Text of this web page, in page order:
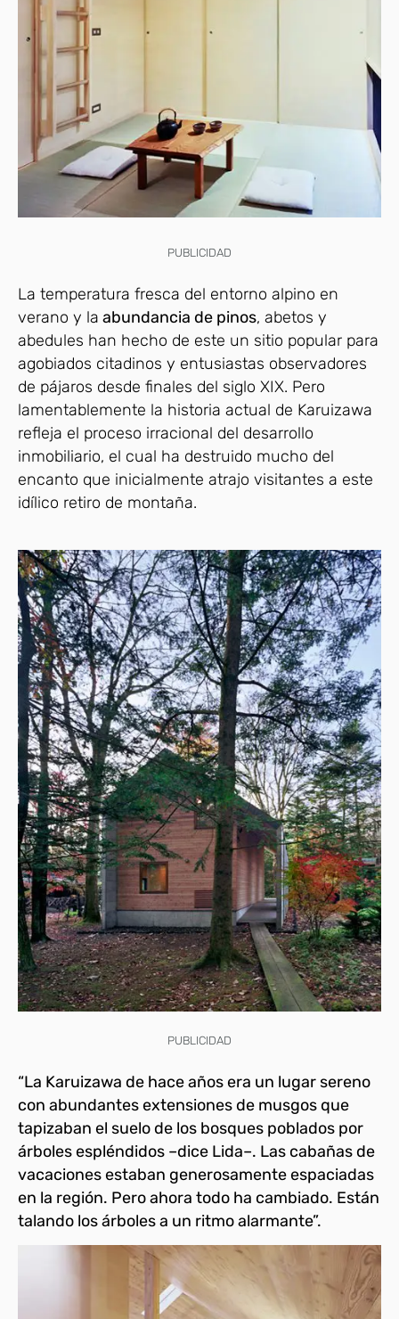
PUBLICIDAD
La temperatura fresca del entorno alpino en
verano y la abundancia de pinos, abetos y
abedules han hecho de este un sitio popular para
agobiados citadinos y entusiastas observadores
de pájaros desde finales del siglo XIX. Pero
lamentablemente la historia actual de Karuizawa
refleja el proceso irracional del desarrollo
inmobiliario, el cual ha destruido mucho del
encanto que inicialmente atrajo visitantes a este
idílico retiro de montaña.
PUBLICIDAD
“La Karuizawa de hace años era un lugar sereno
con abundantes extensiones de musgos que
tapizaban el suelo de los bosques poblados por
árboles espléndidos –dice Lida–. Las cabañas de
vacaciones estaban generosamente espaciadas
en la región. Pero ahora todo ha cambiado. Están
talando los árboles a un ritmo alarmante”.